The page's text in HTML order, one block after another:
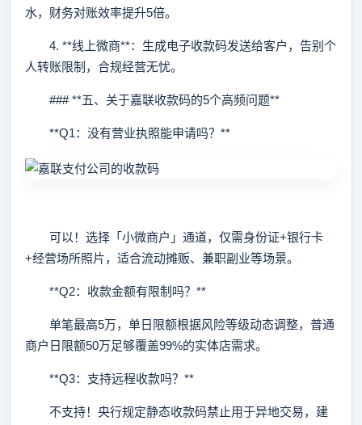
水，财务对账效率提升5倍。
4. **线上微商**：生成电子收款码发送给客户，告别个
人转账限制，合规经营无忧。
### **五、关于嘉联收款码的5个高频问题**
**Q1：没有营业执照能申请吗？**
可以！选择「小微商户」通道，仅需身份证+银行卡
+经营场所照片，适合流动摊贩、兼职副业等场景。
**Q2：收款金额有限制吗？**
单笔最高5万，单日限额根据风险等级动态调整，普通
商户日限额50万足够覆盖99%的实体店需求。
**Q3：支持远程收款吗？**
不支持！央行规定静态收款码禁止用于异地交易，建